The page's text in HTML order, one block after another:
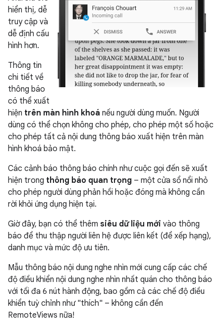
hiển thị, dễ
truy cập và
dễ định cấu
hình hơn.
Thông tin
chi tiết về
thông báo
có thể xuất
hiện trên màn hình khoá nếu người dùng muốn. Người
dùng có thể chọn không cho phép, cho phép một số hoặc
cho phép tất cả nội dung thông báo xuất hiện trên màn
hình khoá bảo mật.
Các cảnh báo thông báo chính như cuộc gọi đến sẽ xuất
hiện trong thông báo quan trọng – một cửa sổ nổi nhỏ
cho phép người dùng phản hồi hoặc đóng mà không cần
rời khỏi ứng dụng hiện tại.
Giờ đây, bạn có thể thêm siêu dữ liệu mới vào thông
báo để thu thập người liên hệ được liên kết (để xếp hạng),
danh mục và mức độ ưu tiên.
Mẫu thông báo nội dung nghe nhìn mới cung cấp các chế
độ điều khiển nội dung nghe nhìn nhất quán cho thông báo
với tối đa 6 nút hành động, bao gồm cả các chế độ điều
khiển tuỳ chỉnh như "thích" – không cần đến
RemoteViews nữa!